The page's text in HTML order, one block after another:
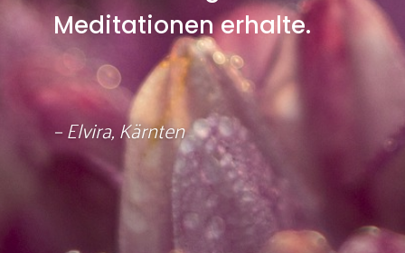
Meditationen erhalte.
– Elvira, Kärnten